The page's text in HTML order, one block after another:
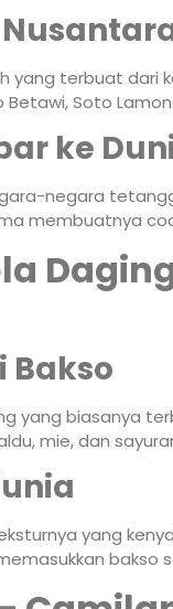
yang terbuat dari
Betawi, Soto
ke
negara
membuatnya
Bakso
yang biasanya
mie, dan
yang